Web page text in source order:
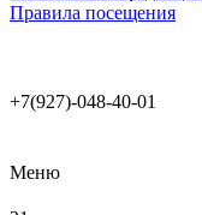
Правила посещения
+7(927)-048-40-01
Меню